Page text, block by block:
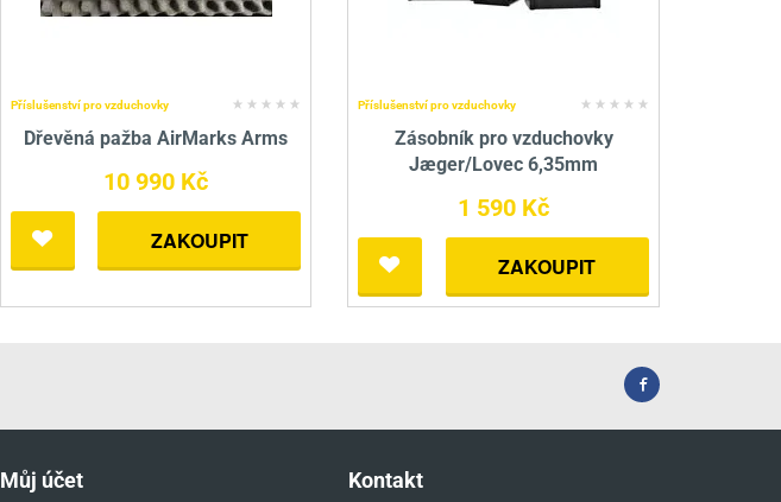
Příslušenství pro vzduchovky
Dřevěná pažba AirMarks Arms
10 990 Kč
ZAKOUPIT
Příslušenství pro vzduchovky
Zásobník pro vzduchovky
Jæger/Lovec 6,35mm
1 590 Kč
ZAKOUPIT
Můj účet Kontakt